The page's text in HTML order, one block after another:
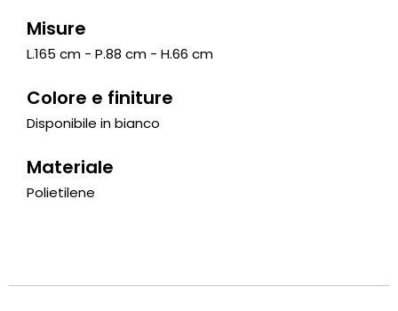
Misure
L.165 cm - P.88 cm - H.66 cm
Colore e finiture
Disponibile in bianco
Materiale
Polietilene